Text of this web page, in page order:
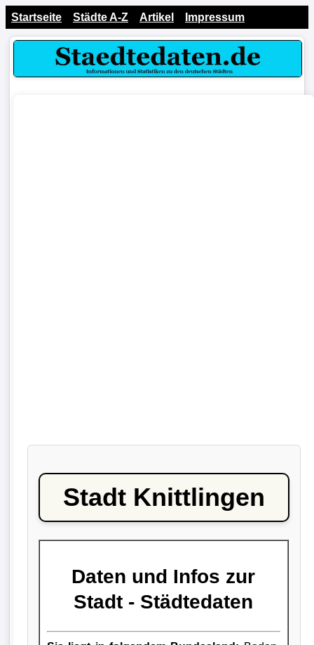
Startseite Städte A-Z Artikel Impressum
Stadt Knittlingen
Daten und Infos zur
Stadt - Städtedaten